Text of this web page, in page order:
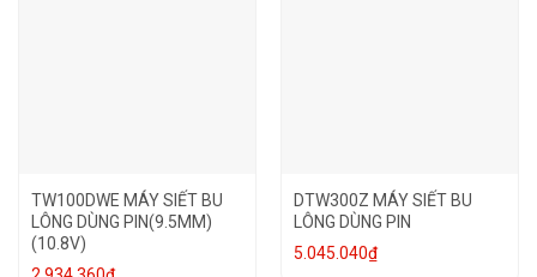
TW100DWE MÁY SIẾT BU
LÔNG DÙNG PIN(9.5MM)
(10.8V)
DTW300Z MÁY SIẾT BU
LÔNG DÙNG PIN
5.045.040₫